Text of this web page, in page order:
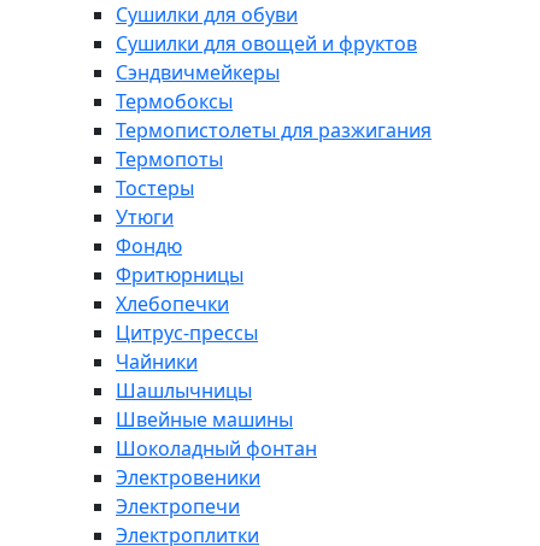
Сушилки для обуви
Сушилки для овощей и фруктов
Сэндвичмейкеры
Термобоксы
Термопистолеты для разжигания
Термопоты
Тостеры
Утюги
Фондю
Фритюрницы
Хлебопечки
Цитрус-прессы
Чайники
Шашлычницы
Швейные машины
Шоколадный фонтан
Электровеники
Электропечи
Электроплитки